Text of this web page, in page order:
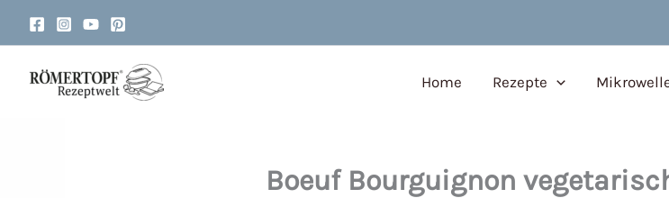
Inhalt
Home
Rezepte
Boeuf Bourguignon